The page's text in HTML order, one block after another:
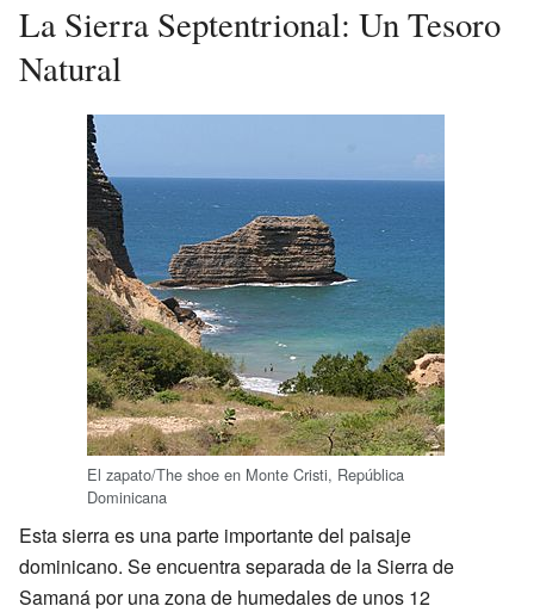
La Sierra Septentrional: Un Tesoro
Natural
El zapato/The shoe en Monte Cristi, República
Dominicana
Esta sierra es una parte importante del paisaje
dominicano. Se encuentra separada de la Sierra de
Samaná por una zona de humedales de unos 12